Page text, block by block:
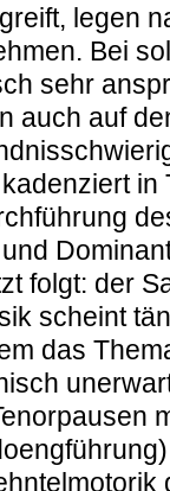
legen
Bei
sehr
auch auf
in
folgt: der
scheint
das